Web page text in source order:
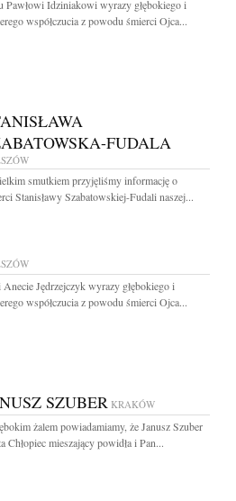
Pawłowi Idziniakowi wyrazy głębokiego i
współczucia z powodu śmierci Ojca...
FUDALA
smutkiem przyjęliśmy informację o
Stanisławy Szabatowskiej-Fudali naszej...
Anecie Jędrzejczyk wyrazy głębokiego i
współczucia z powodu śmierci Ojca...
SZUBER KRAKÓW
żalem powiadamiamy, że Janusz Szuber
Chłopiec mieszający powidła i Pan...